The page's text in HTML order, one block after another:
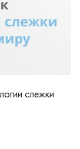
слежки